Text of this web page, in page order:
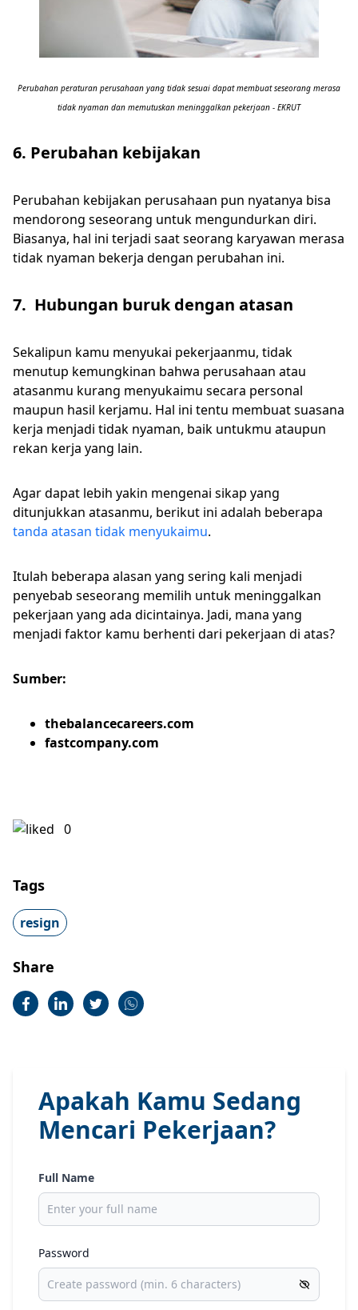
Perubahan peraturan perusahaan yang tidak sesuai dapat membuat seseorang merasa
tidak nyaman dan memutuskan meninggalkan pekerjaan - EKRUT
6. Perubahan kebijakan
Perubahan kebijakan perusahaan pun nyatanya bisa
mendorong seseorang untuk mengundurkan diri.
Biasanya, hal ini terjadi saat seorang karyawan merasa
tidak nyaman bekerja dengan perubahan ini.
7. Hubungan buruk dengan atasan
Sekalipun kamu menyukai pekerjaanmu, tidak
menutup kemungkinan bahwa perusahaan atau
atasanmu kurang menyukaimu secara personal
maupun hasil kerjamu. Hal ini tentu membuat suasana
kerja menjadi tidak nyaman, baik untukmu ataupun
rekan kerja yang lain.
Agar dapat lebih yakin mengenai sikap yang
ditunjukkan atasanmu, berikut ini adalah beberapa
tanda atasan tidak menyukaimu.
Itulah beberapa alasan yang sering kali menjadi
penyebab seseorang memilih untuk meninggalkan
pekerjaan yang ada dicintainya. Jadi, mana yang
menjadi faktor kamu berhenti dari pekerjaan di atas?
Sumber:
thebalancecareers.com
fastcompany.com
0
Tags
resign
Share
Apakah Kamu Sedang
Mencari Pekerjaan?
Full Name
Password